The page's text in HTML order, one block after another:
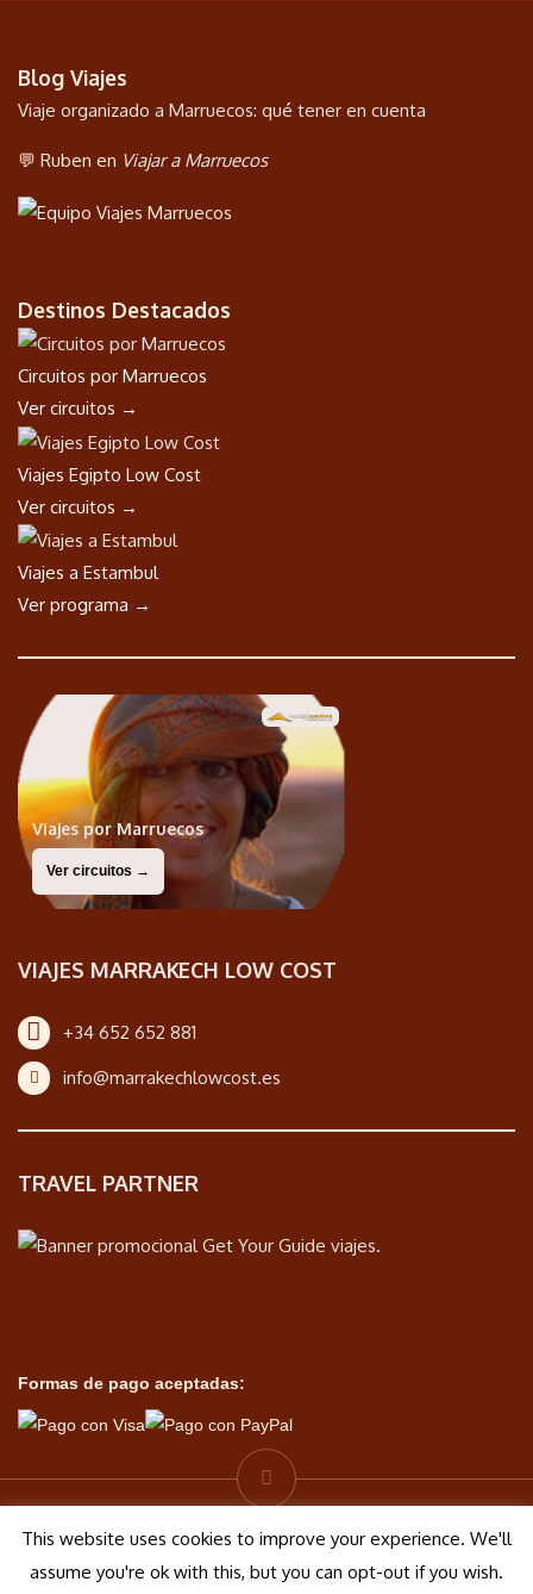
Blog Viajes
Viaje organizado a Marruecos: qué tener en cuenta
💬 Ruben en Viajar a Marruecos
Destinos Destacados
Circuitos por Marruecos
Ver circuitos →
Viajes Egipto Low Cost
Ver circuitos →
Viajes a Estambul
Ver programa →
Viajes por Marruecos
Ver circuitos →
VIAJES MARRAKECH LOW COST
+34 652 652 881
info@marrakechlowcost.es
TRAVEL PARTNER
Formas de pago aceptadas:
© Marrakech Low Cost 2026| Diseño por Puntoy
Polí­tica de cookies
This website uses cookies to improve your experience. We'll
assume you're ok with this, but you can opt-out if you wish.